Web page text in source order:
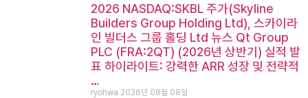
2026 NASDAQ:SKBL 주가(Skyline
Builders Group Holding Ltd), 스카이라
인 빌더스 그룹 홀딩 Ltd 뉴스 Qt Group
PLC (FRA:2QT) (2026년 상반기) 실적 발
표 하이라이트: 강력한 ARR 성장 및 전략적
…
ryohwa 2026년 08월 08일